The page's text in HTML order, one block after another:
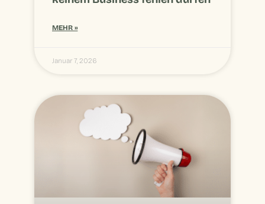
MEHR »
Januar 7, 2026